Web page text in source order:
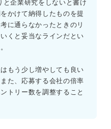
と企業研究をしないと書け
かけて納得したものを提
に通らなかったときのリ
くと妥当なラインだとい
もう少し増やしても良い
た、応募する会社の倍率
トリー数を調整すること